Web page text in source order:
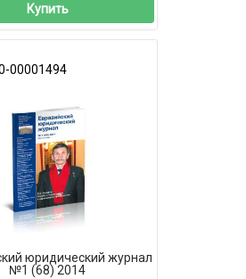
Купить
00001494
юридический журнал
№1 (68) 2014